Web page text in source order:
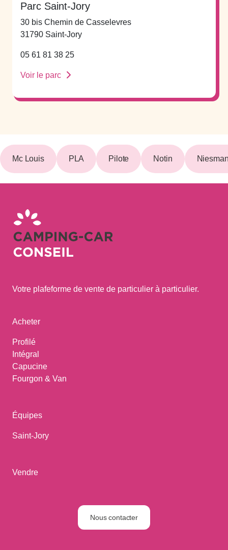
Parc Saint-Jory
30 bis Chemin de Casselevres
31790 Saint-Jory
05 61 81 38 25
Voir le parc
Mc Louis PLA Pilote Notin
Votre plafeforme de vente de particulier à particulier.
Acheter
Profilé
Intégral
Capucine
Fourgon & Van
Équipes
Saint-Jory
Vendre
Nous contacter